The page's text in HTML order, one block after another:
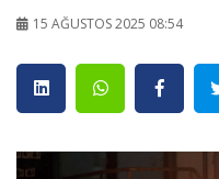
15 AĞUSTOS 2025 08:54